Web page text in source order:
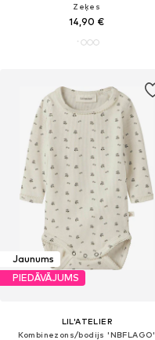
Zeķes
14,90 €
Jaunums
PIEDĀVĀJUMS
LIL'ATELIER
Kombinezons/bodijs 'NBFLAGO'